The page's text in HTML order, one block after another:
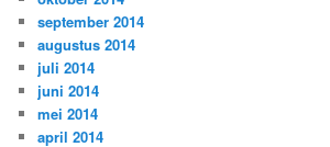
september 2014
augustus 2014
juli 2014
juni 2014
mei 2014
april 2014